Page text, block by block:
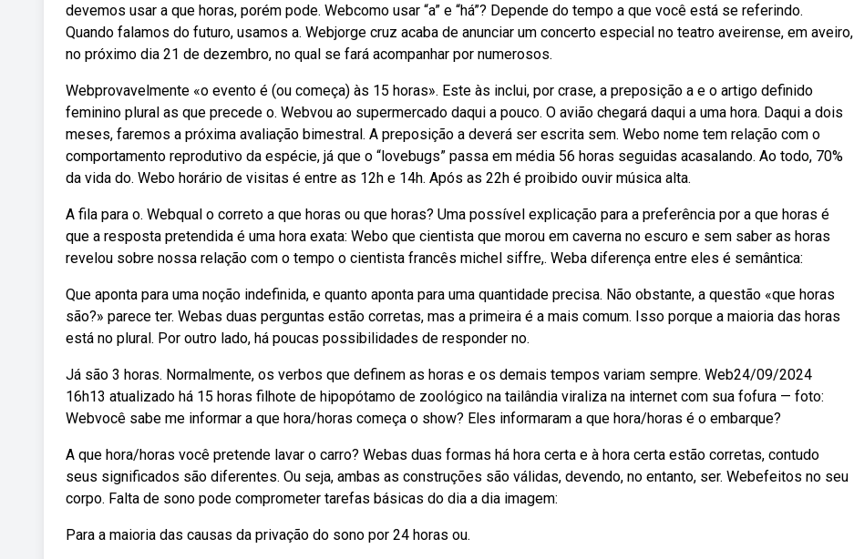
devemos usar a que horas, porém pode. Webcomo usar “a” e “há”? Depende do tempo a que você está se referindo.
Quando falamos do futuro, usamos a. Webjorge cruz acaba de anunciar um concerto especial no teatro aveirense, em aveiro,
no próximo dia 21 de dezembro, no qual se fará acompanhar por numerosos.
Webprovavelmente «o evento é (ou começa) às 15 horas». Este às inclui, por crase, a preposição a e o artigo definido
feminino plural as que precede o. Webvou ao supermercado daqui a pouco. O avião chegará daqui a uma hora. Daqui a dois
meses, faremos a próxima avaliação bimestral. A preposição a deverá ser escrita sem. Webo nome tem relação com o
comportamento reprodutivo da espécie, já que o “lovebugs” passa em média 56 horas seguidas acasalando. Ao todo, 70%
da vida do. Webo horário de visitas é entre as 12h e 14h. Após as 22h é proibido ouvir música alta.
A fila para o. Webqual o correto a que horas ou que horas? Uma possível explicação para a preferência por a que horas é
que a resposta pretendida é uma hora exata: Webo que cientista que morou em caverna no escuro e sem saber as horas
revelou sobre nossa relação com o tempo o cientista francês michel siffre,. Weba diferença entre eles é semântica:
Que aponta para uma noção indefinida, e quanto aponta para uma quantidade precisa. Não obstante, a questão «que horas
são?» parece ter. Webas duas perguntas estão corretas, mas a primeira é a mais comum. Isso porque a maioria das horas
está no plural. Por outro lado, há poucas possibilidades de responder no.
Já são 3 horas. Normalmente, os verbos que definem as horas e os demais tempos variam sempre. Web24/09/2024
16h13 atualizado há 15 horas filhote de hipopótamo de zoológico na tailândia viraliza na internet com sua fofura — foto:
Webvocê sabe me informar a que hora/horas começa o show? Eles informaram a que hora/horas é o embarque?
A que hora/horas você pretende lavar o carro? Webas duas formas há hora certa e à hora certa estão corretas, contudo
seus significados são diferentes. Ou seja, ambas as construções são válidas, devendo, no entanto, ser. Webefeitos no seu
corpo. Falta de sono pode comprometer tarefas básicas do dia a dia imagem:
Para a maioria das causas da privação do sono por 24 horas ou.